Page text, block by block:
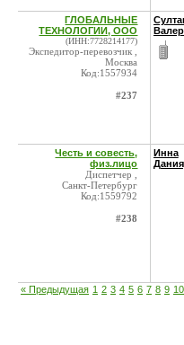
ГЛОБАЛЬНЫЕ
ТЕХНОЛОГИИ, ООО
(ИНН:7728214177)
Экспедитор-перевозчик ,
Москва
Код:1557934
#237
Честь и совесть,
физ.лицо
Диспетчер ,
Санкт-Петербург
Код:1559792
#238
Инна
« Предыдущая 1 2 3 4 5 6 7 8 9 10